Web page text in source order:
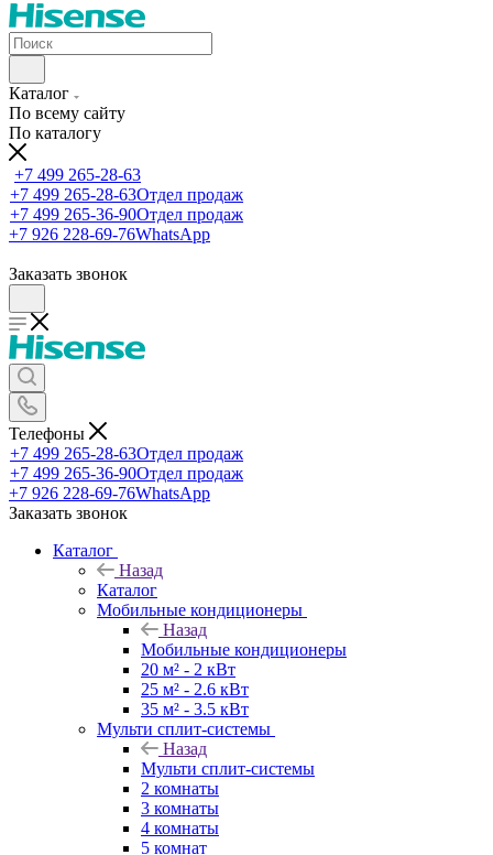
Каталог
По всему сайту
По каталогу
+7 499 265-28-63
+7 499 265-28-63Отдел продаж
+7 499 265-36-90Отдел продаж
+7 926 228-69-76WhatsApp
Заказать звонок
Телефоны
+7 499 265-28-63Отдел продаж
+7 499 265-36-90Отдел продаж
+7 926 228-69-76WhatsApp
Заказать звонок
Каталог
Назад
Каталог
Мобильные кондиционеры
Назад
Мобильные кондиционеры
20 м² - 2 кВт
25 м² - 2.6 кВт
35 м² - 3.5 кВт
Мульти сплит-системы
Назад
Мульти сплит-системы
2 комнаты
3 комнаты
4 комнаты
5 комнат